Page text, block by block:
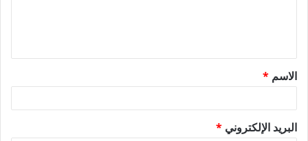
ق
*
الاسم *
البريد الإلكتروني *